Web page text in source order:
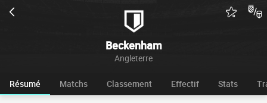
Beckenham
Angleterre
Résumé Matchs Classement Effectif Stats